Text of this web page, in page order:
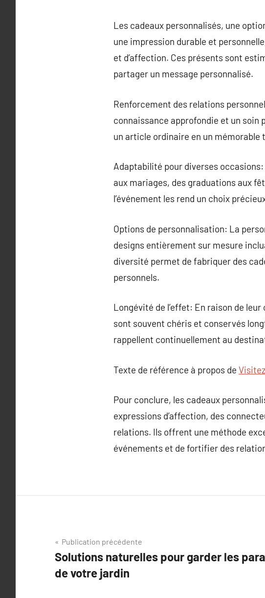
Les cadeaux personnalisés, une
une impression durable et
et d’affection. Ces présents sont
partager un message personnalisé.
Renforcement des relations
connaissance approfondie et un soin
un article ordinaire en un
Adaptabilité pour diverses
aux mariages, des graduations aux
l’événement les rend un choix
Options de personnalisation: La
designs entièrement sur mesure
diversité permet de fabriquer des
personnels.
Longévité de l’effet: En raison de
sont souvent chéris et conservés
rappellent continuellement au
Texte de référence à propos de
Pour conclure, les cadeaux
expressions d’affection, des
relations. Ils offrent une méthode
événements et de fortifier des
Navigation
de
l’article
Publication précédente
Solutions naturelles pour garder les
de votre jardin